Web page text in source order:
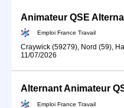
Animateur QSE
Emploi France Travail
Craywick (59279), Nord (59),
11/07/2026
Alternant Animateur
Emploi France Travail